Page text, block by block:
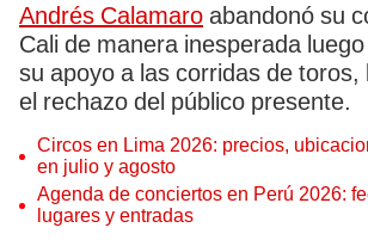
Andrés Calamaro abandonó su
Cali de manera inesperada
su apoyo a las corridas de toros,
el rechazo del público presente.
Circos en Lima 2026: precios,
en julio y agosto
Agenda de conciertos en Perú 2026:
lugares y entradas